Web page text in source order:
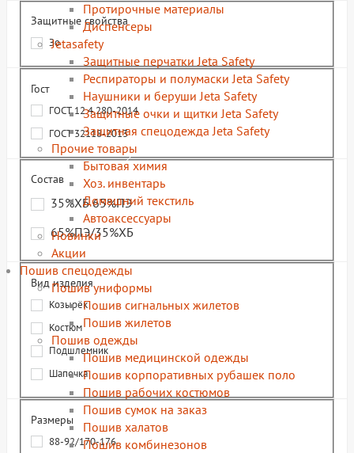
Протирочные материалы
Диспенсеры
Jetasafety
Защитные перчатки Jeta Safety
Респираторы и полумаски Jeta Safety
Наушники и беруши Jeta Safety
Защитные очки и щитки Jeta Safety
Защитная спецодежда Jeta Safety
Прочие товары
Бытовая химия
Хоз. инвентарь
Домашний текстиль
Автоаксессуары
Новинки
Акции
Пошив спецодежды
Пошив униформы
Пошив сигнальных жилетов
Пошив жилетов
Пошив одежды
Пошив медицинской одежды
Пошив корпоративных рубашек поло
Пошив рабочих костюмов
Пошив сумок на заказ
Пошив халатов
Пошив комбинезонов
Защитные свойства
Зо
Гост
ГОСТ 12.4.280-2014
ГОСТ 32118-2013
Состав
35%ХБ 65%ПЭ
65%ПЭ/35%ХБ
Вид изделия
Козырёк
Костюм
Подшлемник
Шапочка
Размеры
88-92/170-176